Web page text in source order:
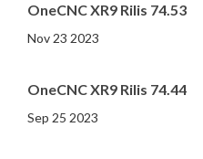
OneCNC XR9 Rilis 74.53
Nov 23 2023
OneCNC XR9 Rilis 74.44
Sep 25 2023